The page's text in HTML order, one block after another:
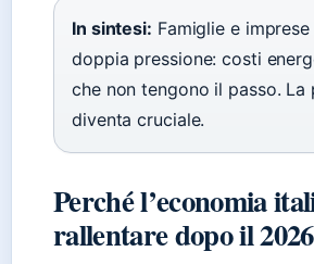
In sintesi: Famiglie e
doppia pressione: costi
che non tengono il passo.
diventa cruciale.
Perché l’economia
rallentare dopo il